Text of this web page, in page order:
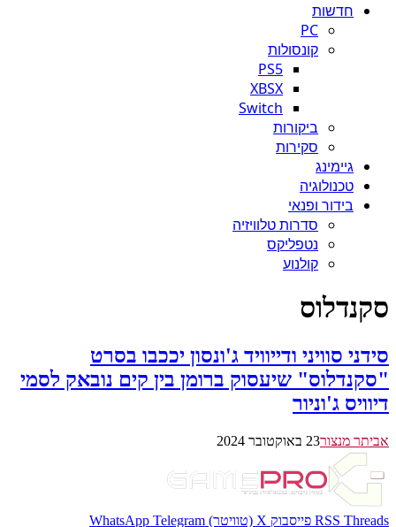
חדשות
PC
קונסולות
PS5
XBSX
Switch
ביקורות
סקירות
גיימינג
טכנולוגיה
בידור ופנאי
סדרות טלוויזיה
נטפליקס
קולנוע
סקנדלוס
סידני סוויני ודייוויד ג'ונסון יככבו בסרט
"סקנדלוס" שיעסוק ברומן בין קים נובאק לסמי
דיוויס ג'וניור
אביתר מנצור23 באוקטובר 2024
RSS Threads פייסבוק X (טוויטר) WhatsApp Telegram